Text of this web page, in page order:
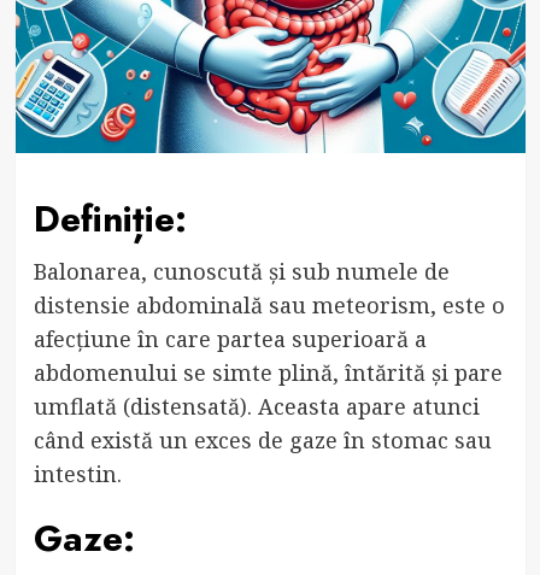
Definiție:
Balonarea, cunoscută și sub numele de
distensie abdominală sau meteorism, este o
afecțiune în care partea superioară a
abdomenului se simte plină, întărită și pare
umflată (distensată). Aceasta apare atunci
când există un exces de gaze în stomac sau
intestin.
Gaze: